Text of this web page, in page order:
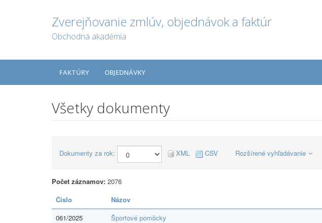
Zverejňovanie zmlúv, objednávok a faktúr
Obchodná akadémia
FAKTÚRY OBJEDNÁVKY
Všetky dokumenty
Dokumenty za rok: XML CSV Rozšírené vyhľadávanie
Počet záznamov: 2076
Číslo
Názov
061/2025
Športové pomôcky